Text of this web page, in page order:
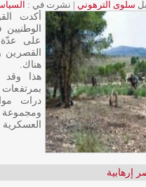
سلوى الترهوني | نشرت في :
أكدت
على
القصرين
هناك.
هذا وقد
درات
ومجموعة
العسكرية
إرهابية